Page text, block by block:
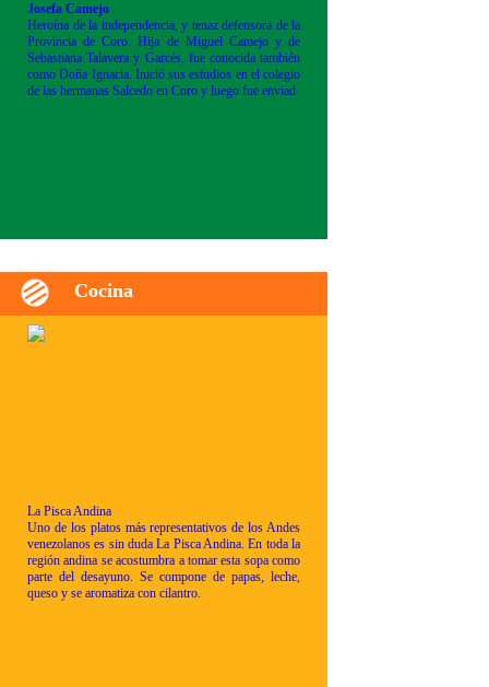
Josefa Camejo
Heroína de la independencia, y tenaz defensora de la
Provincia de Coro. Hija de Miguel Camejo y de
Sebastiana Talavera y Garcés, fue conocida también
como Doña Ignacia. Inició sus estudios en el colegio
de las hermanas Salcedo en Coro y luego fue enviad
Cocina
La Pisca Andina
Uno de los platos más representativos de los Andes
venezolanos es sin duda La Pisca Andina. En toda la
región andina se acostumbra a tomar esta sopa como
parte del desayuno. Se compone de papas, leche,
queso y se aromatiza con cilantro.